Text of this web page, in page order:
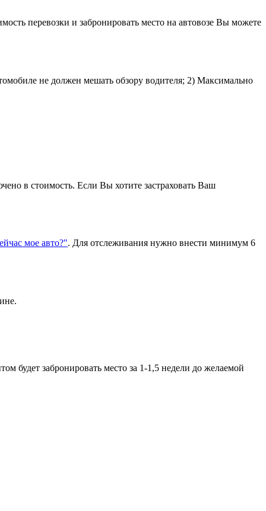
перевозки и забронировать место на автовозе Вы можете
не должен мешать обзору водителя; 2) Максимально
в стоимость. Если Вы хотите застраховать Ваш
мое авто?". Для отслеживания нужно внести минимум 6
будет забронировать место за 1-1,5 недели до желаемой